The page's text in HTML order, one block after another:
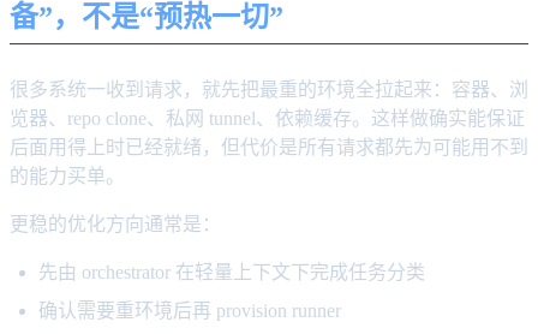
备”，不是“预热一切”
很多系统一收到请求，就先把最重的环境全拉起来：容器、浏
览器、repo clone、私网 tunnel、依赖缓存。这样做确实能保证
后面用得上时已经就绪，但代价是所有请求都先为可能用不到
的能力买单。
更稳的优化方向通常是：
先由 orchestrator 在轻量上下文下完成任务分类
确认需要重环境后再 provision runner